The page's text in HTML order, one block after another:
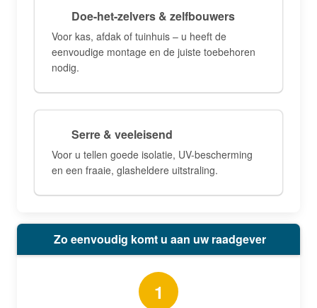
Doe-het-zelvers & zelfbouwers
Voor kas, afdak of tuinhuis – u heeft de
eenvoudige montage en de juiste toebehoren
nodig.
Serre & veeleisend
Voor u tellen goede isolatie, UV-bescherming
en een fraaie, glasheldere uitstraling.
Zo eenvoudig komt u aan uw raadgever
1